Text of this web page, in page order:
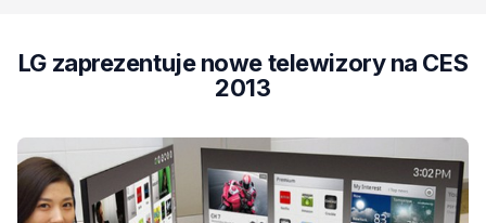
LG zaprezentuje nowe telewizory na CES
2013